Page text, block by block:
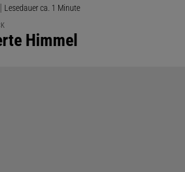
Lesedauer ca. 1 Minute
Himmel